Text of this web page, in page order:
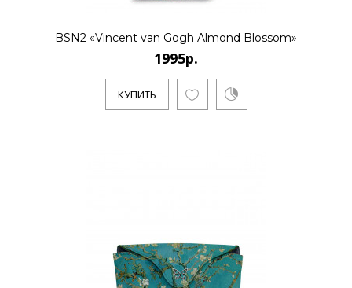
BSN2 «Vincent van Gogh Almond Blossom»
1995р.
КУПИТЬ